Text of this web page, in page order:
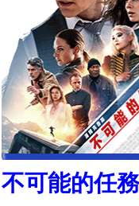
不可能的任